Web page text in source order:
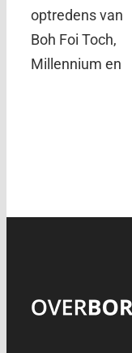
optredens van
Boh Foi Toch,
Millennium en